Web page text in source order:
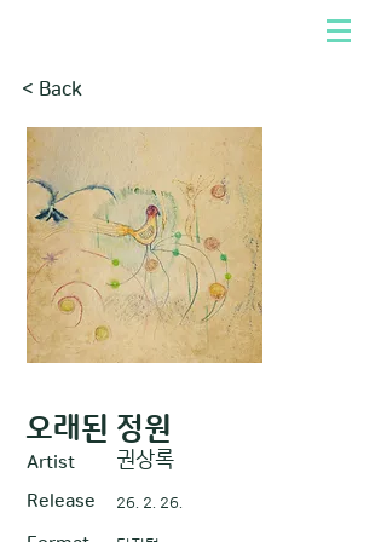
< Back
오래된 정원
Artist 권상록
Release 26. 2. 26.